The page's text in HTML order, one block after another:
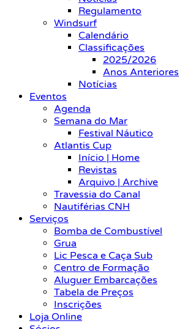
Regulamento
Windsurf
Calendário
Classificações
2025/2026
Anos Anteriores
Notícias
Eventos
Agenda
Semana do Mar
Festival Náutico
Atlantis Cup
Início | Home
Revistas
Arquivo | Archive
Travessia do Canal
Nautiférias CNH
Serviços
Bomba de Combustível
Grua
Lic Pesca e Caça Sub
Centro de Formação
Aluguer Embarcações
Tabela de Preços
Inscrições
Loja Online